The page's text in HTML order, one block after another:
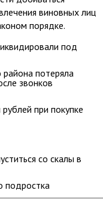
виновных лиц
порядке.
под
района потеряла
звонков
при покупке
со скалы в
подростка